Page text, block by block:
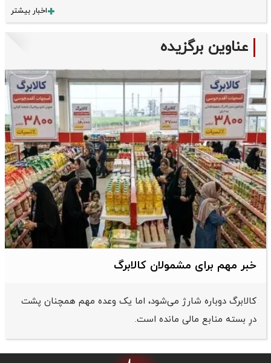
اخبار بیشتر
عناوین برگزیده
خبر مهم برای مشمولان کالابرگ
کالابرگ دوباره شارژ می‌شود، اما یک وعده مهم همچنان پشت
درِ بسته منابع مالی مانده است.